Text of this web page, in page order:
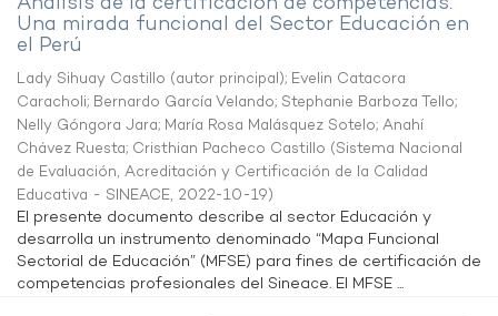
Una mirada funcional del Sector Educación en
el Perú
Lady Sihuay Castillo (autor principal); Evelin Catacora
Caracholi; Bernardo García Velando; Stephanie Barboza Tello;
Nelly Góngora Jara; María Rosa Malásquez Sotelo; Anahí
Chávez Ruesta; Cristhian Pacheco Castillo (Sistema Nacional
de Evaluación, Acreditación y Certificación de la Calidad
Educativa - SINEACE, 2022-10-19)
El presente documento describe al sector Educación y
desarrolla un instrumento denominado “Mapa Funcional
Sectorial de Educación” (MFSE) para fines de certificación de
competencias profesionales del Sineace. El MFSE ...